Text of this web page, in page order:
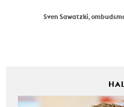
Sven Sawatzki,